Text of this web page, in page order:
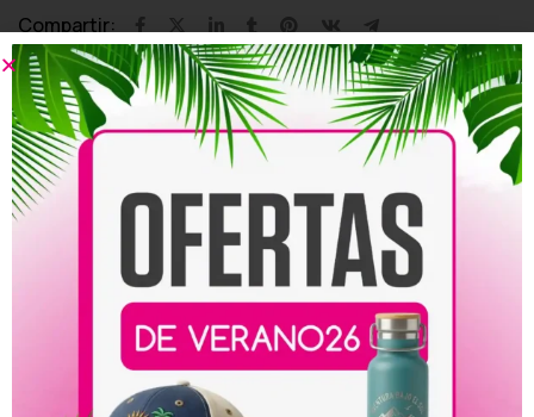
Compartir:
Productos relacionados